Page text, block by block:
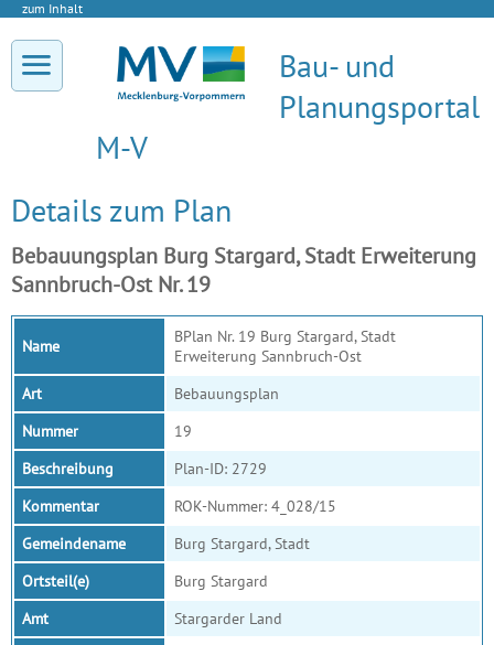
zum Inhalt
Bau- und
Planungsportal
M-V
Details zum Plan
Bebauungsplan Burg Stargard, Stadt Erweiterung
Sannbruch-Ost Nr. 19
Name
BPlan Nr. 19 Burg Stargard, Stadt
Erweiterung Sannbruch-Ost
Art
Bebauungsplan
Nummer
19
Beschreibung
Plan-ID: 2729
Kommentar
ROK-Nummer: 4_028/15
Gemeindename
Burg Stargard, Stadt
Ortsteil(e)
Burg Stargard
Amt
Stargarder Land